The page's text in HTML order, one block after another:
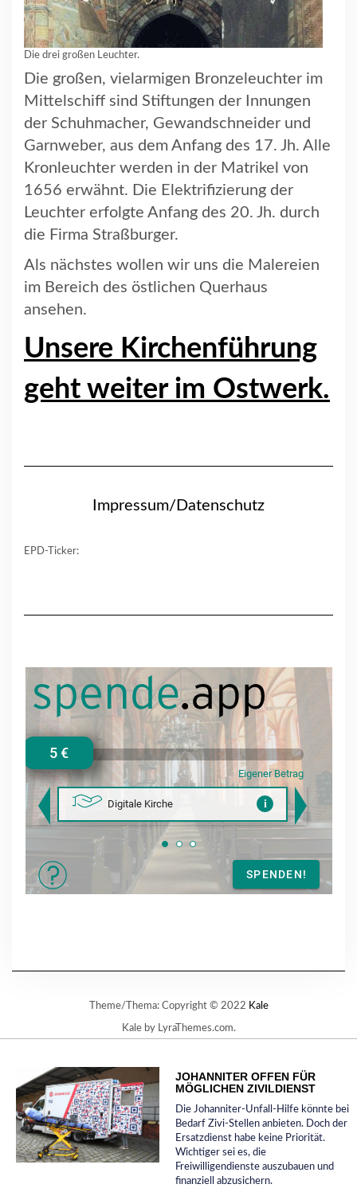
Die drei großen Leuchter.
Die großen, vielarmigen Bronzeleuchter im
Mittelschiff sind Stiftungen der Innungen
der Schuhmacher, Gewandschneider und
Garnweber, aus dem Anfang des 17. Jh. Alle
Kronleuchter werden in der Matrikel von
1656 erwähnt. Die Elektrifizierung der
Leuchter erfolgte Anfang des 20. Jh. durch
die Firma Straßburger.
Als nächstes wollen wir uns die Malereien
im Bereich des östlichen Querhaus
ansehen.
Unsere Kirchenführung
geht weiter im Ostwerk.
Impressum/Datenschutz
EPD-Ticker:
Theme/Thema: Copyright © 2022 Kale
Kaleby LyraThemes.com.
JOHANNITER OFFEN FÜR
MÖGLICHEN ZIVILDIENST
Die Johanniter-Unfall-Hilfe könnte bei
Bedarf Zivi-Stellen anbieten. Doch der
Ersatzdienst habe keine Priorität.
Wichtiger sei es, die
Freiwilligendienste auszubauen und
finanziell abzusichern.